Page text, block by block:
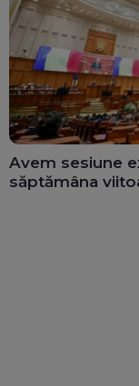
Avem sesiune
săptămâna